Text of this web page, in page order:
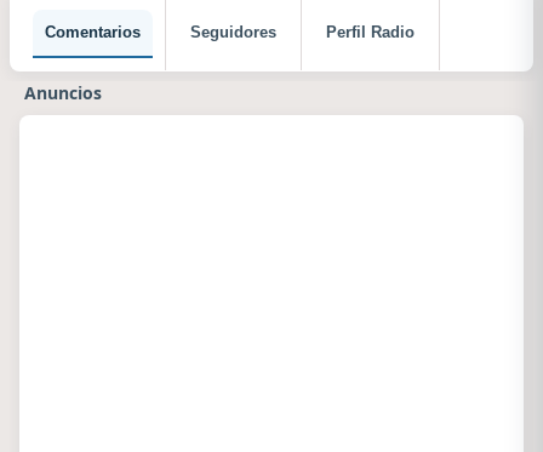
Comentarios Seguidores Perfil Radio
Anuncios